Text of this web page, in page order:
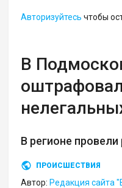
Авторизуйтесь чтобы
В
В регионе
ПРОИСШЕСТВИЯ
Автор: Редакция сайта